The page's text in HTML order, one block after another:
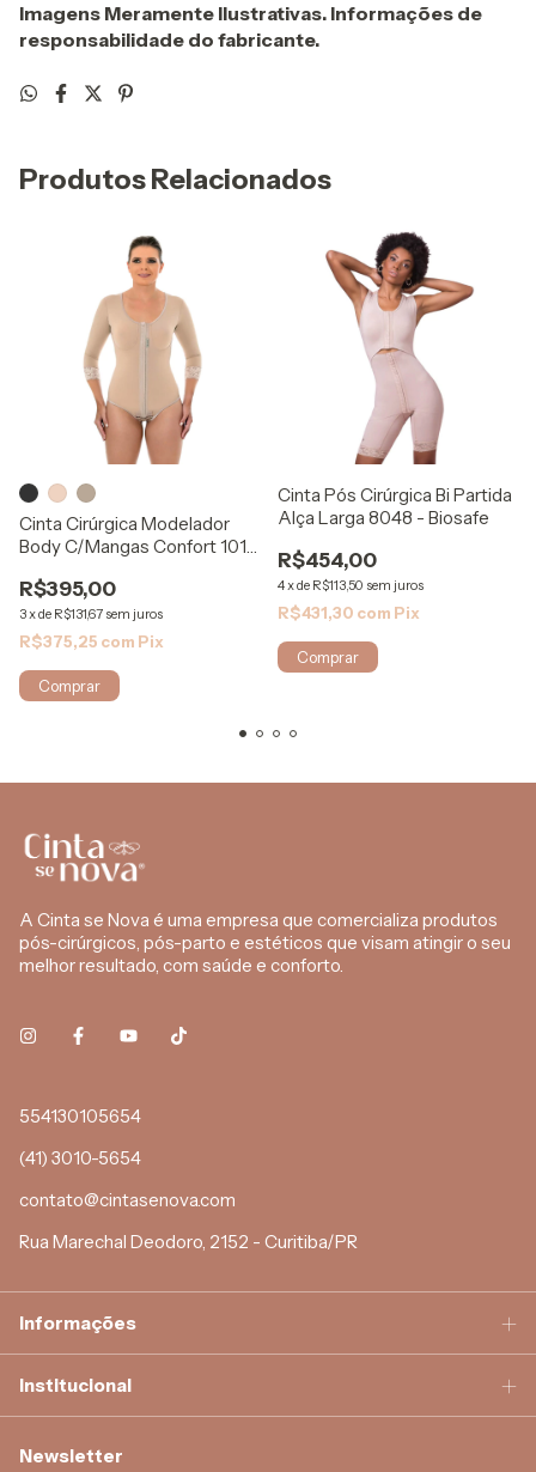
Imagens Meramente Ilustrativas. Informações de
responsabilidade do fabricante.
Produtos Relacionados
Cinta Cirúrgica Modelador
Body C/Mangas Confort 1015
R$395,00
3xde R$131,67 sem juros
R$375,25 com Pix
Comprar
Cinta Pós Cirúrgica Bi Partida
Alça Larga 8048 - Biosafe
R$454,00
4xde R$113,50 sem juros
R$431,30 com Pix
Comprar
A Cinta se Nova é uma empresa que comercializa produtos
pós-cirúrgicos, pós-parto e estéticos que visam atingir o seu
melhor resultado, com saúde e conforto.
554130105654
(41) 3010-5654
contato@cintasenova.com
Rua Marechal Deodoro, 2152 - Curitiba/PR
Informações
Institucional
Newsletter